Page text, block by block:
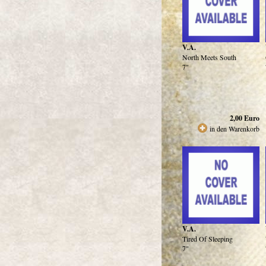
V.A.
North Meets South
7"
2,00Euro
in den Warenkorb
V.A.
Tired Of Sleeping
7"